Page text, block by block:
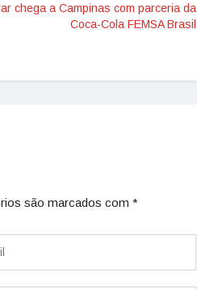
chega a Campinas com parceria da
Coca-Cola FEMSA Brasil
são marcados com *